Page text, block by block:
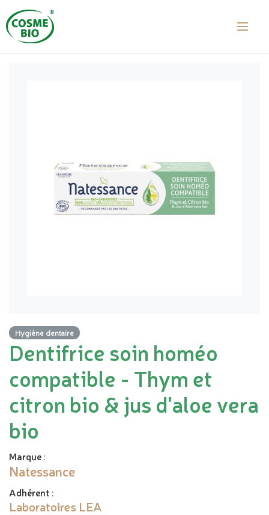
Hygiène dentaire
Dentifrice soin homéo
compatible - Thym et
citron bio & jus d'aloe vera
bio
Marque:
Natessance
Adhérent :
Laboratoires LEA